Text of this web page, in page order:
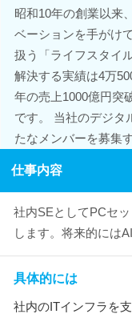
昭和10年の創業以来
ベーションを手がけ
扱う「ライフスタイ
解決する実績は4万
年の売上1000億円突
です。 当社のデジタ
たなメンバーを募集
仕事内容
社内SEとしてPCセ
します。将来的には
具体的には
社内のITインフラを